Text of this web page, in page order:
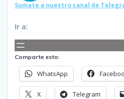
Sumate a nuestro canal de
Ir a:
Comparte esto:
WhatsApp
X Telegram